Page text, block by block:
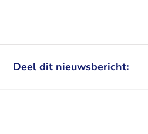
Deel dit nieuwsbericht: